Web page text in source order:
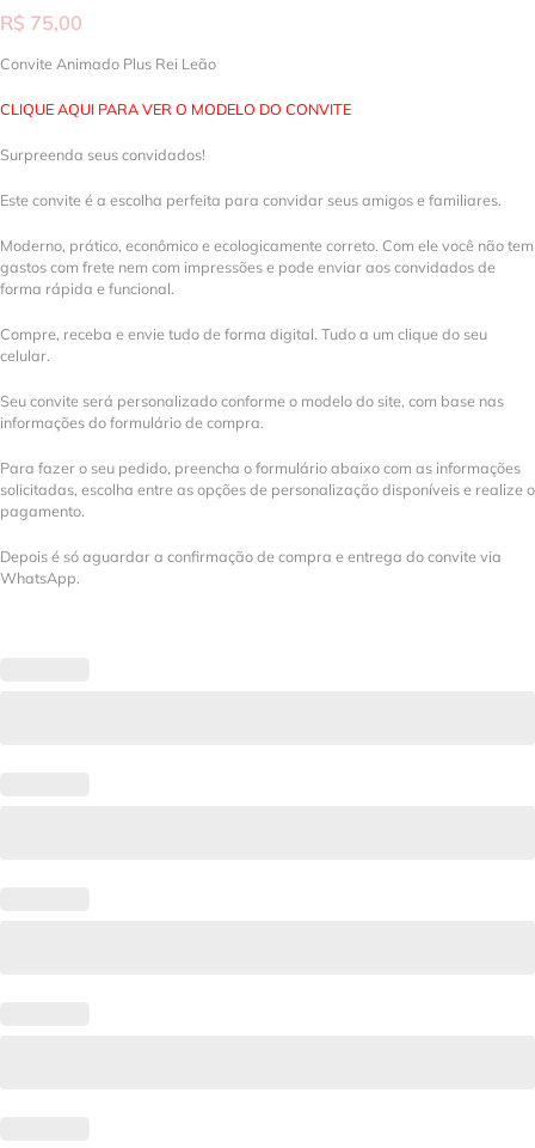
R$ 75,00
Convite Animado Plus Rei Leão
CLIQUE AQUI PARA VER O MODELO DO CONVITE
Surpreenda seus convidados!
Este convite é a escolha perfeita para convidar seus amigos e familiares.
Moderno, prático, econômico e ecologicamente correto. Com ele você não tem
gastos com frete nem com impressões e pode enviar aos convidados de
forma rápida e funcional.
Compre, receba e envie tudo de forma digital. Tudo a um clique do seu
celular.
Seu convite será personalizado conforme o modelo do site, com base nas
informações do formulário de compra.
Para fazer o seu pedido, preencha o formulário abaixo com as informações
solicitadas, escolha entre as opções de personalização disponíveis e realize o
pagamento.
Depois é só aguardar a confirmação de compra e entrega do convite via
WhatsApp.